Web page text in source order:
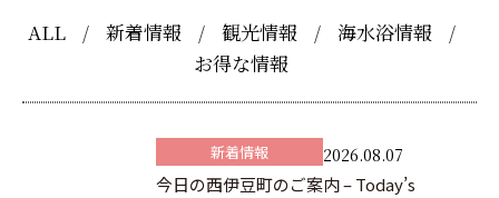
ALL 新着情報 観光情報
海水浴情報
お得な情報
新着情報 2026.08.07
今日の西伊豆町のご案内 – Today’s